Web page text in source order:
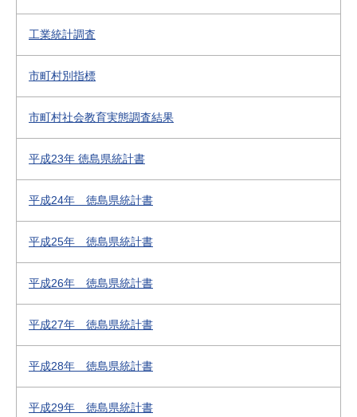
工業統計調査
市町村別指標
市町村社会教育実態調査結果
平成23年 徳島県統計書
平成24年 徳島県統計書
平成25年 徳島県統計書
平成26年 徳島県統計書
平成27年 徳島県統計書
平成28年 徳島県統計書
平成29年 徳島県統計書